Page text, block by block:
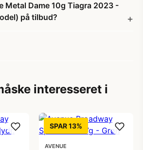
Metal Dame 10g Tiagra 2023 -
på tilbud?
interesseret i
SPAR 13%
AVENUE